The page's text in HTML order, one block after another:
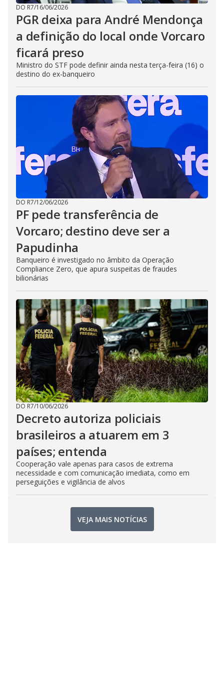
DO R7/16/06/2026
PGR deixa para André Mendonça
a definição do local onde Vorcaro
ficará preso
Ministro do STF pode definir ainda nesta terça-feira (16) o
destino do ex-banqueiro
DO R7/12/06/2026
PF pede transferência de
Vorcaro; destino deve ser a
Papudinha
Banqueiro é investigado no âmbito da Operação
Compliance Zero, que apura suspeitas de fraudes
bilionárias
DO R7/10/06/2026
Decreto autoriza policiais
brasileiros a atuarem em 3
países; entenda
Cooperação vale apenas para casos de extrema
necessidade e com comunicação imediata, como em
perseguições e vigilância de alvos
VEJA MAIS NOTÍCIAS